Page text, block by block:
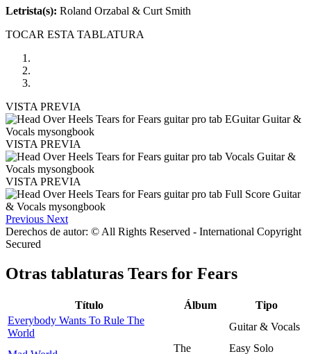
Letrista(s): Roland Orzabal & Curt Smith
TOCAR ESTA TABLATURA
VISTA PREVIA
VISTA PREVIA
VISTA PREVIA
Previous Next
Derechos de autor: © All Rights Reserved - International Copyright
Secured
Otras tablaturas Tears for Fears
Título Álbum
Tipo
Everybody Wants To Rule The
World
Guitar & Vocals
The
Easy Solo